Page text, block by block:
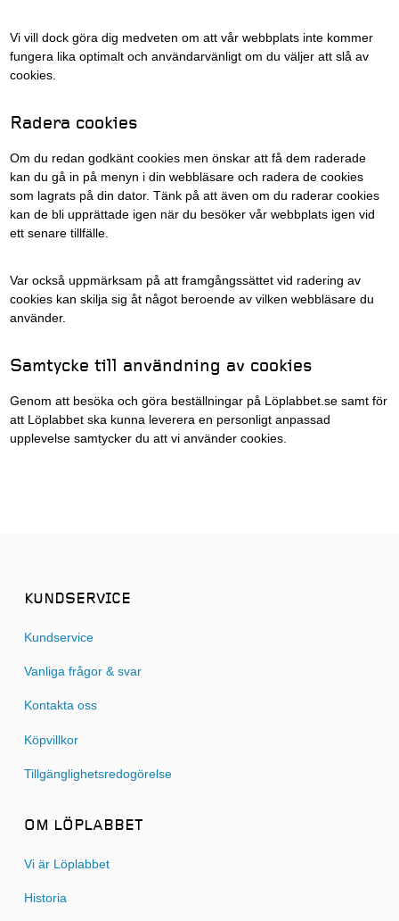
Vi vill dock göra dig medveten om att vår webbplats inte kommer
fungera lika optimalt och användarvänligt om du väljer att slå av
cookies.
Radera cookies
Om du redan godkänt cookies men önskar att få dem raderade
kan du gå in på menyn i din webbläsare och radera de cookies
som lagrats på din dator. Tänk på att även om du raderar cookies
kan de bli upprättade igen när du besöker vår webbplats igen vid
ett senare tillfälle.
Var också uppmärksam på att framgångssättet vid radering av
cookies kan skilja sig åt något beroende av vilken webbläsare du
använder.
Samtycke till användning av cookies
Genom att besöka och göra beställningar på Löplabbet.se samt för
att Löplabbet ska kunna leverera en personligt anpassad
upplevelse samtycker du att vi använder cookies.
KUNDSERVICE
Kundservice
Vanliga frågor & svar
Kontakta oss
Köpvillkor
Tillgänglighetsredogörelse
OM LÖPLABBET
Vi är Löplabbet
Historia